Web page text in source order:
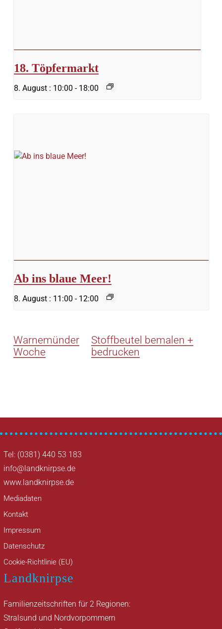
18. Töpfermarkt
8. August : 10:00 - 18:00
Ab ins blaue Meer!
8. August : 11:00 - 12:00
Warnemünder
Woche
Stoffbeutel bemalen +
bedrucken
Tel: (0381) 440 53 183
info@landknirpse.de
www.landknirpse.de
Mediadaten
Kontakt
Impressum
Datenschutz
Cookie-Richtlinie (EU)
Landknirpse
Familienzeitschriften für 2 Regionen:
Stralsund und Nordvorpommern